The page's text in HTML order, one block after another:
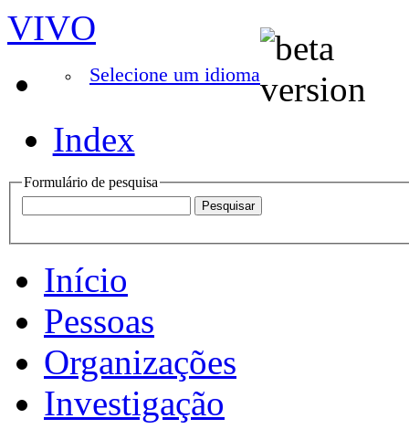
VIVO
Selecione um idioma
Index
Formulário de pesquisa
Início
Pessoas
Organizações
Investigação